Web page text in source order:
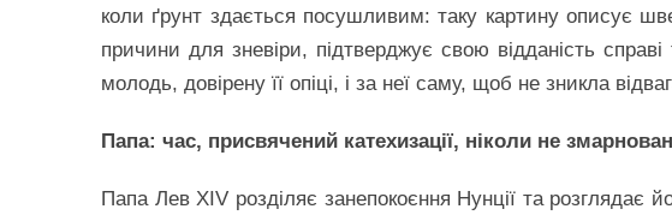
коли ґрунт здається посушливим: таку картину описує
причини для зневіри, підтверджує свою відданість
молодь, довірену її опіці, і за неї саму, щоб не зникла
Папа: час, присвячений катехизації, ніколи не
Папа Лев XIV розділяє занепокоєння Нунції та розглядає